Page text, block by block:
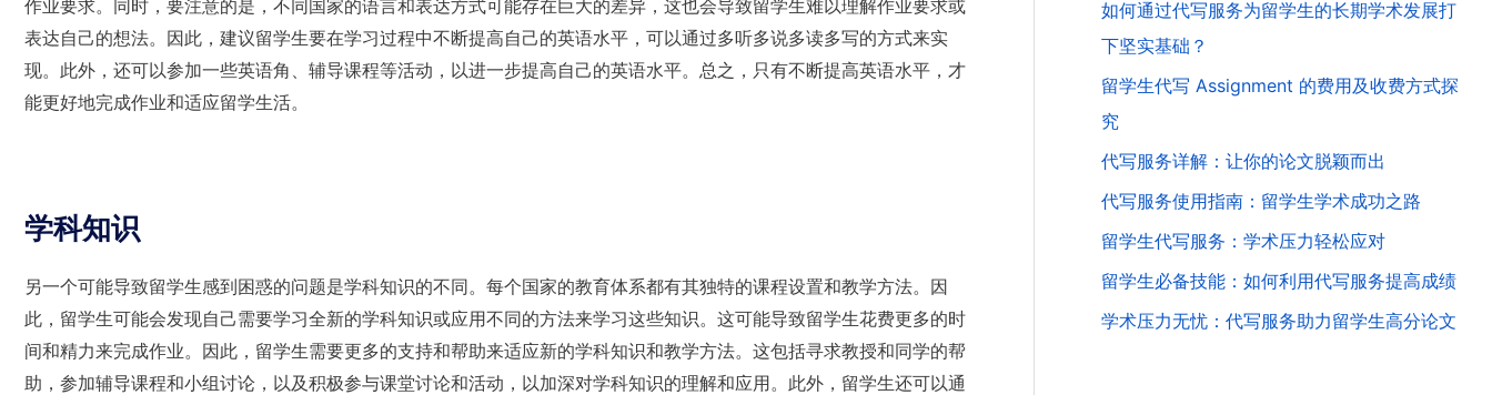
作业要求。同时，要注意的是，不同国家的语言和表达方式可能存在巨大的差异，这也会导致留学生难以理解作业要求或
表达自己的想法。因此，建议留学生要在学习过程中不断提高自己的英语水平，可以通过多听多说多读多写的方式来实
现。此外，还可以参加一些英语角、辅导课程等活动，以进一步提高自己的英语水平。总之，只有不断提高英语水平，才
能更好地完成作业和适应留学生活。
学科知识
另一个可能导致留学生感到困惑的问题是学科知识的不同。每个国家的教育体系都有其独特的课程设置和教学方法。因
此，留学生可能会发现自己需要学习全新的学科知识或应用不同的方法来学习这些知识。这可能导致留学生花费更多的时
间和精力来完成作业。因此，留学生需要更多的支持和帮助来适应新的学科知识和教学方法。这包括寻求教授和同学的帮
助，参加辅导课程和小组讨论，以及积极参与课堂讨论和活动，以加深对学科知识的理解和应用。此外，留学生还可以通
如何通过代写服务为留学生的长期学术发展打
下坚实基础？
留学生代写 Assignment 的费用及收费方式探
究
代写服务详解：让你的论文脱颖而出
代写服务使用指南：留学生学术成功之路
留学生代写服务：学术压力轻松应对
留学生必备技能：如何利用代写服务提高成绩
学术压力无忧：代写服务助力留学生高分论文